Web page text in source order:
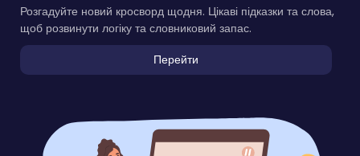
Розгадуйте новий кросворд щодня. Цікаві підказки та слова,
щоб розвинути логіку та словниковий запас.
Перейти